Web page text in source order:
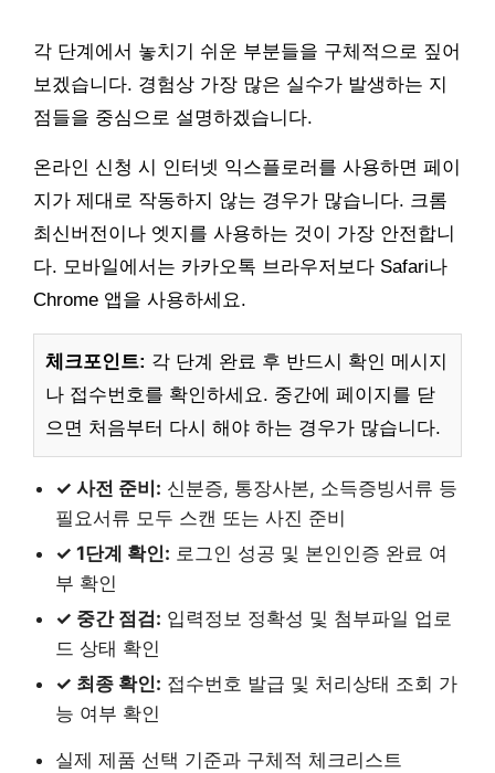
각 단계에서 놓치기 쉬운 부분들을 구체적으로 짚어
보겠습니다. 경험상 가장 많은 실수가 발생하는 지
점들을 중심으로 설명하겠습니다.
온라인 신청 시 인터넷 익스플로러를 사용하면 페이
지가 제대로 작동하지 않는 경우가 많습니다. 크롬
최신버전이나 엣지를 사용하는 것이 가장 안전합니
다. 모바일에서는 카카오톡 브라우저보다 Safari나
Chrome 앱을 사용하세요.
체크포인트: 각 단계 완료 후 반드시 확인 메시지
나 접수번호를 확인하세요. 중간에 페이지를 닫
으면 처음부터 다시 해야 하는 경우가 많습니다.
✓ 사전 준비: 신분증, 통장사본, 소득증빙서류 등
필요서류 모두 스캔 또는 사진 준비
✓ 1단계 확인: 로그인 성공 및 본인인증 완료 여
부 확인
✓ 중간 점검: 입력정보 정확성 및 첨부파일 업로
드 상태 확인
✓ 최종 확인: 접수번호 발급 및 처리상태 조회 가
능 여부 확인
실제 제품 선택 기준과 구체적 체크리스트